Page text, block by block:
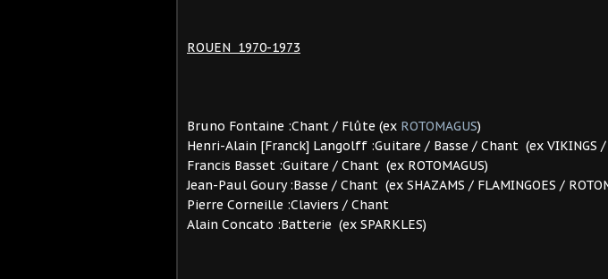
ROUEN 1970-1973
Bruno Fontaine :Chant / Flûte (ex ROTOMAGUS)
Henri-Alain [Franck] Langolff :Guitare / Basse / Chant (ex VIKINGS /
Francis Basset :Guitare / Chant (ex ROTOMAGUS)
Jean-Paul Goury :Basse / Chant (ex SHAZAMS / FLAMINGOES /
Pierre Corneille :Claviers / Chant
Alain Concato :Batterie (ex SPARKLES)